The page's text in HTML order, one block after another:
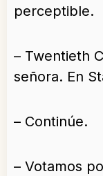
perceptible.
– Twentieth
señora. En
– Continúe.
– Votamos